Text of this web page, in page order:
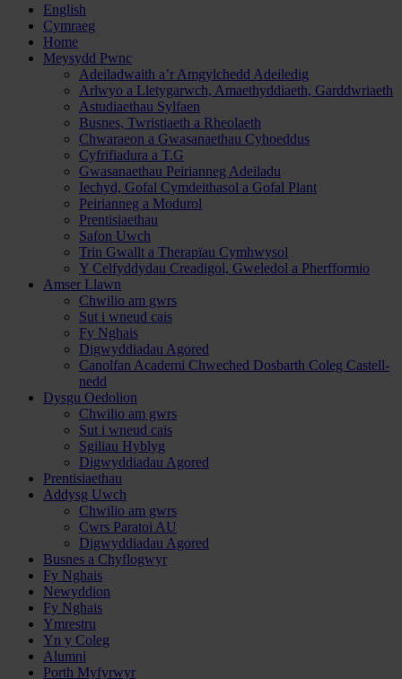
English
Cymraeg
Home
Meysydd Pwnc
Adeiladwaith a’r Amgylchedd Adeiledig
Arlwyo a Lletygarwch, Amaethyddiaeth, Garddwriaeth
Astudiaethau Sylfaen
Busnes, Twristiaeth a Rheolaeth
Chwaraeon a Gwasanaethau Cyhoeddus
Cyfrifiadura a T.G
Gwasanaethau Peirianneg Adeiladu
Iechyd, Gofal Cymdeithasol a Gofal Plant
Peirianneg a Modurol
Prentisiaethau
Safon Uwch
Trin Gwallt a Therapïau Cymhwysol
Y Celfyddydau Creadigol, Gweledol a Pherfformio
Amser Llawn
Chwilio am gwrs
Sut i wneud cais
Fy Nghais
Digwyddiadau Agored
Canolfan Academi Chweched Dosbarth Coleg Castell-
nedd
Dysgu Oedolion
Chwilio am gwrs
Sut i wneud cais
Sgiliau Hyblyg
Digwyddiadau Agored
Prentisiaethau
Addysg Uwch
Chwilio am gwrs
Cwrs Paratoi AU
Digwyddiadau Agored
Busnes a Chyflogwyr
Fy Nghais
Newyddion
Fy Nghais
Ymrestru
Yn y Coleg
Alumni
Porth Myfyrwyr